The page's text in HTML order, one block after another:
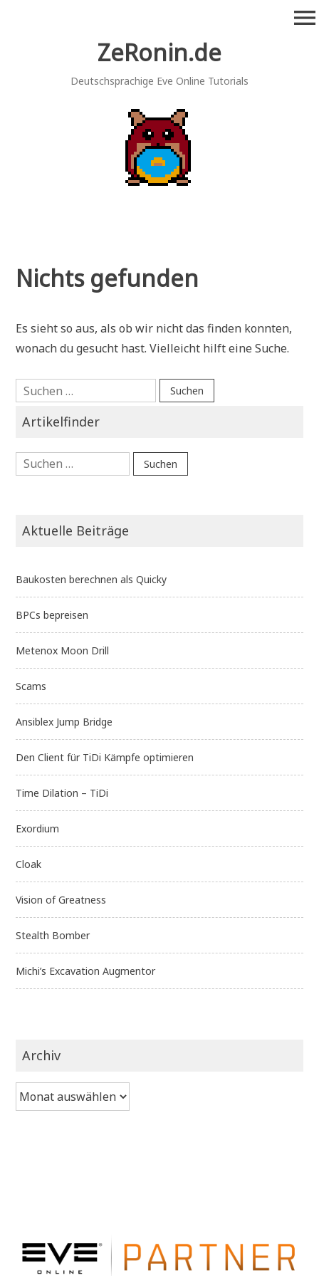
ZeRonin.de
Deutschsprachige Eve Online Tutorials
menu
Nichts gefunden
Es sieht so aus, als ob wir nicht das finden konnten,
wonach du gesucht hast. Vielleicht hilft eine Suche.
Suchen
nach:
Artikelfinder
Suchen
nach:
Aktuelle Beiträge
Baukosten berechnen als Quicky
BPCs bepreisen
Metenox Moon Drill
Scams
Ansiblex Jump Bridge
Den Client für TiDi Kämpfe optimieren
Time Dilation – TiDi
Exordium
Cloak
Vision of Greatness
Stealth Bomber
Michi’s Excavation Augmentor
Archiv
Archiv